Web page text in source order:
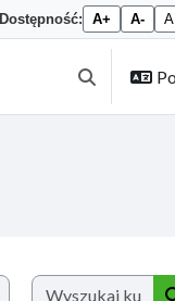
Dostępność: A+ A- A
Przełącznik